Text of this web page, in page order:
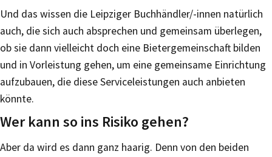
Und das wissen die Leipziger Buchhändler/-innen natürlich
auch, die sich auch absprechen und gemeinsam überlegen,
ob sie dann vielleicht doch eine Bietergemeinschaft bilden
und in Vorleistung gehen, um eine gemeinsame Einrichtung
aufzubauen, die diese Serviceleistungen auch anbieten
könnte.
Wer kann so ins Risiko gehen?
Aber da wird es dann ganz haarig. Denn von den beiden